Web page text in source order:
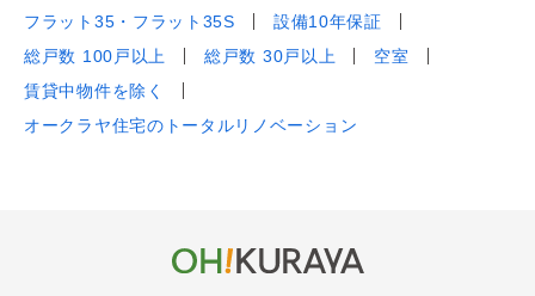
フラット35・フラット35S
設備10年保証
総戸数 100戸以上
総戸数 30戸以上
空室
賃貸中物件を除く
オークラヤ住宅のトータルリノベーション